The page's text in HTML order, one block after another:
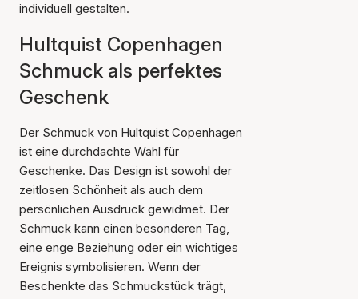
individuell gestalten.
Hultquist Copenhagen
Schmuck als perfektes
Geschenk
Der Schmuck von Hultquist Copenhagen
ist eine durchdachte Wahl für
Geschenke. Das Design ist sowohl der
zeitlosen Schönheit als auch dem
persönlichen Ausdruck gewidmet. Der
Schmuck kann einen besonderen Tag,
eine enge Beziehung oder ein wichtiges
Ereignis symbolisieren. Wenn der
Beschenkte das Schmuckstück trägt,